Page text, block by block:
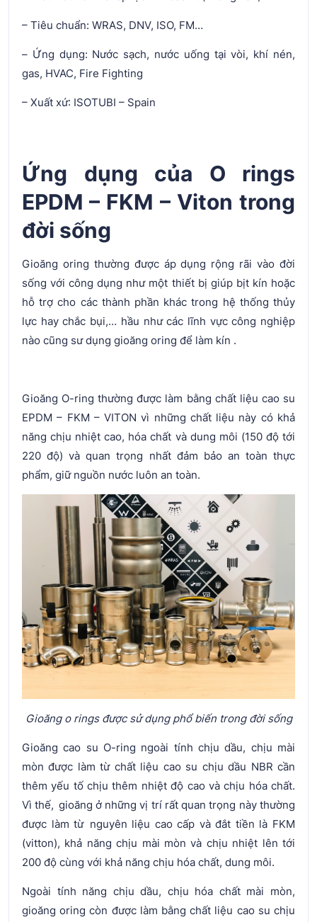
– Tiêu chuẩn: WRAS, DNV, ISO, FM…
– Ứng dụng: Nước sạch, nước uống tại vòi, khí nén,
gas, HVAC, Fire Fighting
– Xuất xứ: ISOTUBI – Spain
Ứng dụng của O rings
EPDM – FKM – Viton trong
đời sống
Gioăng oring thường được áp dụng rộng rãi vào đời
sống với công dụng như một thiết bị giúp bịt kín hoặc
hỗ trợ cho các thành phần khác trong hệ thống thủy
lực hay chắc bụi,… hầu như các lĩnh vực công nghiệp
nào cũng sư dụng gioăng oring để làm kín .
Gioăng O-ring thường được làm bằng chất liệu cao su
EPDM – FKM – VITON vì những chất liệu này có khả
năng chịu nhiệt cao, hóa chất và dung môi (150 độ tới
220 độ) và quan trọng nhất đảm bảo an toàn thực
phẩm, giữ nguồn nước luôn an toàn.
Gioăng o rings được sử dụng phổ biến trong đời sống
Gioăng cao su O-ring ngoài tính chịu dầu, chịu mài
mòn được làm từ chất liệu cao su chịu dầu NBR cần
thêm yếu tố chịu thêm nhiệt độ cao và chịu hóa chất.
Vì thế, gioăng ở những vị trí rất quan trọng này thường
được làm từ nguyên liệu cao cấp và đắt tiền là FKM
(vitton), khả năng chịu mài mòn và chịu nhiệt lên tới
200 độ cùng với khả năng chịu hóa chất, dung môi.
Ngoài tính năng chịu dầu, chịu hóa chất mài mòn,
gioăng oring còn được làm bằng chất liệu cao su chịu